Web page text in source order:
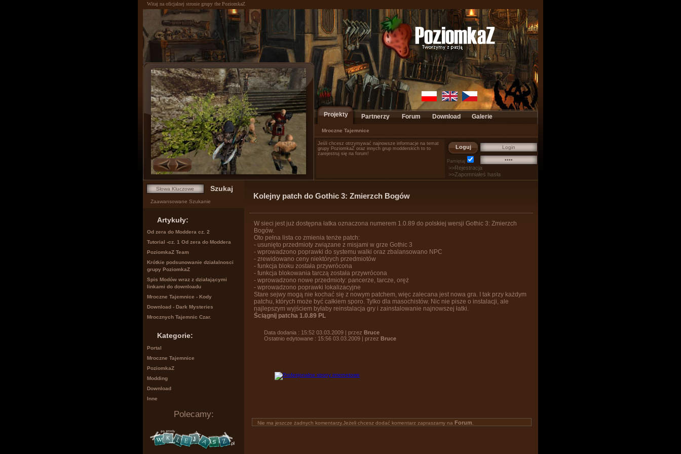
Witaj na oficjalnej stronie grupy the PoziomkaZ
0 1
Jeśli chcesz otrzymywać najnowsze informacje na temat
grupy PoziomkaZ oraz innych grup modderskich to to
zarejestruj się na forum!
Pamiętaj
>>Rejestracja
>>Zapomniałeś hasła
Projekty Partnerzy Forum Download Galerie
Mroczne Tajemnice
CreaWeb GothicMods
PoziomkaZ
Mroczne Tajemnice
Galerie
Zaawansowane Szukanie
Artykuły:
Od zera do Moddera cz. 2
Tutorial -cz. 1 Od zera do Moddera
PoziomkaZ Team
Krótkie podsunowanie działalnosci
grupy PoziomkaZ
Spis Modów wraz z działającymi
linkami do downloadu
Mroczne Tajemnice - Kody
Download - Dark Mysteries
Mrocznych Tajemnic Czar.
Kategorie:
Portal
Mroczne Tajemnice
PoziomkaZ
Modding
Download
Inne
Polecamy:
Kolejny patch do Gothic 3: Zmierzch Bogów
W sieci jest już dostępna łatka oznaczona numerem 1.0.89 do polskiej wersji Gothic 3: Zmierzch
Bogów.
Oto pełna lista co zmienia tenże patch:
- usunięto przedmioty związane z misjami w grze Gothic 3
- wprowadzono poprawki do systemu walki oraz zbalansowano NPC
- zrewidowano ceny niektórych przedmiotów
- funkcja bloku została przywrócona
- funkcja blokowania tarczą została przywrócona
- wprowadzono nowe przedmioty: pancerze, tarcze, oręż
- wprowadzono poprawki lokalizacyjne
Stare sejwy mogą nie kochać się z nowym patchem, więc zalecana jest nowa gra. I tak przy każdym
patchu, których może być całkiem sporo. Tylko dla masochistów. Nic nie pisze o instalacji, ale
najlepszym wyjściem byłaby reinstalacja gry i zainstalowanie najnowszej łatki.
Ściągnij patcha 1.0.89 PL
Data dodania : 15:52 03.03.2009 | przez Bruce
Ostatnio edytowane : 15:56 03.03.2009 | przez Bruce
Nie ma jeszcze żadnych komentarzy.Jeżeli chcesz dodać komentarz zapraszamy na Forum